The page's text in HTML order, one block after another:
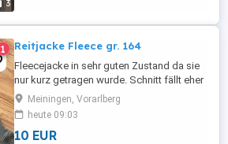
3
1 Reitjacke Fleece gr. 164
Fleecejacke in sehr guten Zustand da sie
nur kurz getragen wurde. Schnitt fällt eher
kleiner aus als Größe 164. Toller, hoher
Fleecekragen für kältere Tage. Marke:
Stonedeek
Meiningen, Vorarlberg
heute 09:03
10 EUR